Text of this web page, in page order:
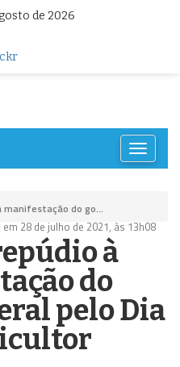
de 2026
Toggle
manifestação do go...
28 de julho de 2021, às 13h08
à
do
pelo Dia